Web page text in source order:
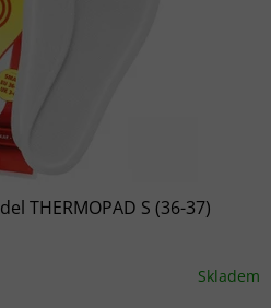
THERMOPAD S (36-37)
Skladem